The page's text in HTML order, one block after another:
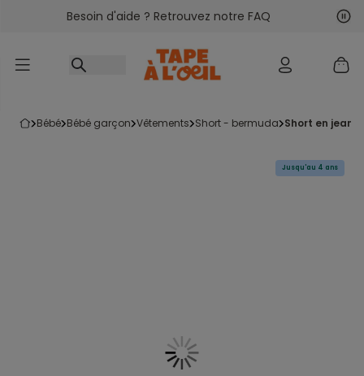
Accéder au contenu
Besoin d'aide ? Retrouvez notre FAQ
bébé bébé garçon vêtements short - bermuda short en jean
Jusqu'au 4 ans